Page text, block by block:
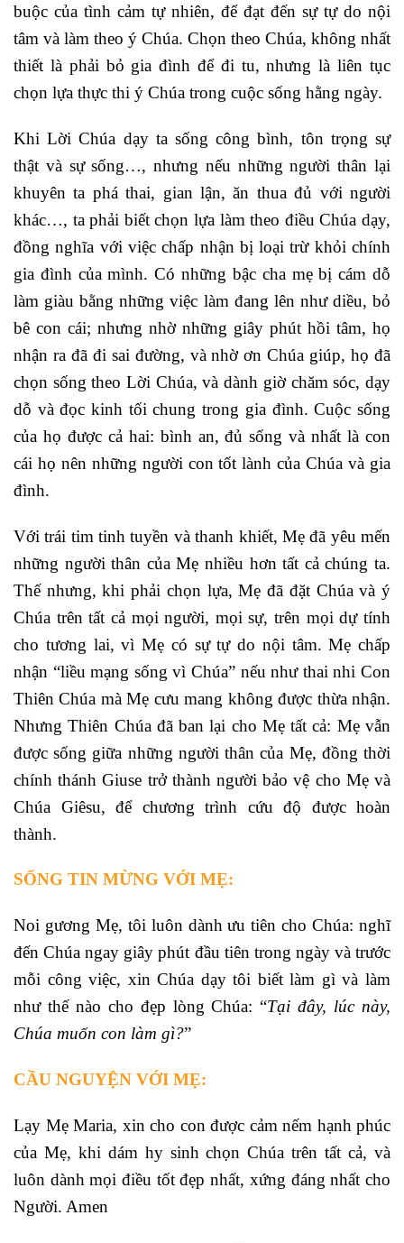
buộc của tình cảm tự nhiên, để đạt đến sự tự do nội
tâm và làm theo ý Chúa. Chọn theo Chúa, không nhất
thiết là phải bỏ gia đình để đi tu, nhưng là liên tục
chọn lựa thực thi ý Chúa trong cuộc sống hằng ngày.
Khi Lời Chúa dạy ta sống công bình, tôn trọng sự
thật và sự sống…, nhưng nếu những người thân lại
khuyên ta phá thai, gian lận, ăn thua đủ với người
khác…, ta phải biết chọn lựa làm theo điều Chúa dạy,
đồng nghĩa với việc chấp nhận bị loại trừ khỏi chính
gia đình của mình. Có những bậc cha mẹ bị cám dỗ
làm giàu bằng những việc làm đang lên như diều, bỏ
bê con cái; nhưng nhờ những giây phút hồi tâm, họ
nhận ra đã đi sai đường, và nhờ ơn Chúa giúp, họ đã
chọn sống theo Lời Chúa, và dành giờ chăm sóc, dạy
dỗ và đọc kinh tối chung trong gia đình. Cuộc sống
của họ được cả hai: bình an, đủ sống và nhất là con
cái họ nên những người con tốt lành của Chúa và gia
đình.
Với trái tim tinh tuyền và thanh khiết, Mẹ đã yêu mến
những người thân của Mẹ nhiều hơn tất cả chúng ta.
Thế nhưng, khi phải chọn lựa, Mẹ đã đặt Chúa và ý
Chúa trên tất cả mọi người, mọi sự, trên mọi dự tính
cho tương lai, vì Mẹ có sự tự do nội tâm. Mẹ chấp
nhận “liều mạng sống vì Chúa” nếu như thai nhi Con
Thiên Chúa mà Mẹ cưu mang không được thừa nhận.
Nhưng Thiên Chúa đã ban lại cho Mẹ tất cả: Mẹ vẫn
được sống giữa những người thân của Mẹ, đồng thời
chính thánh Giuse trở thành người bảo vệ cho Mẹ và
Chúa Giêsu, để chương trình cứu độ được hoàn
thành.
SỐNG TIN MỪNG VỚI MẸ:
Noi gương Mẹ, tôi luôn dành ưu tiên cho Chúa: nghĩ
đến Chúa ngay giây phút đầu tiên trong ngày và trước
mỗi công việc, xin Chúa dạy tôi biết làm gì và làm
như thế nào cho đẹp lòng Chúa: “Tại đây, lúc này,
Chúa muốn con làm gì?”
CẦU NGUYỆN VỚI MẸ:
Lạy Mẹ Maria, xin cho con được cảm nếm hạnh phúc
của Mẹ, khi dám hy sinh chọn Chúa trên tất cả, và
luôn dành mọi điều tốt đẹp nhất, xứng đáng nhất cho
Người. Amen